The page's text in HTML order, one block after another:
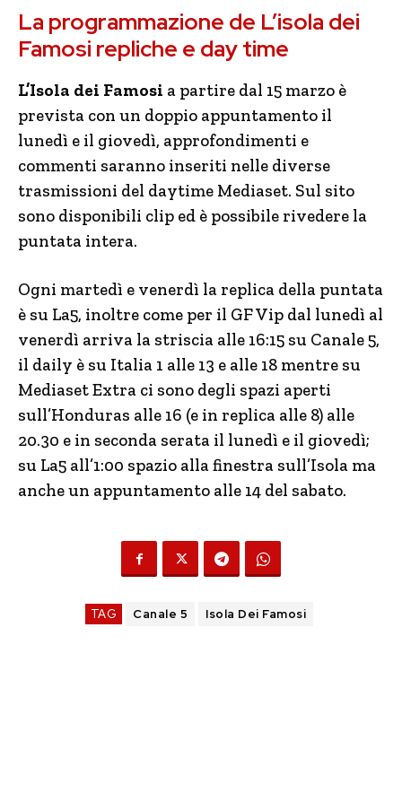
La programmazione de L’isola dei
Famosi repliche e day time
L’Isola dei Famosi a partire dal 15 marzo è
prevista con un doppio appuntamento il
lunedì e il giovedì, approfondimenti e
commenti saranno inseriti nelle diverse
trasmissioni del daytime Mediaset. Sul sito
sono disponibili clip ed è possibile rivedere la
puntata intera.
Ogni martedì e venerdì la replica della puntata
è su La5, inoltre come per il GF Vip dal lunedì al
venerdì arriva la striscia alle 16:15 su Canale 5,
il daily è su Italia 1 alle 13 e alle 18 mentre su
Mediaset Extra ci sono degli spazi aperti
sull’Honduras alle 16 (e in replica alle 8) alle
20.30 e in seconda serata il lunedì e il giovedì;
su La5 all’1:00 spazio alla finestra sull’Isola ma
anche un appuntamento alle 14 del sabato.
TAG Canale 5 Isola Dei Famosi